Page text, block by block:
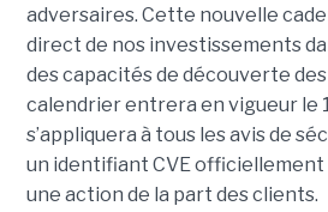
adversaires. Cette nouvelle
direct de nos investissements
des capacités de découverte
calendrier entrera en vigueur le
s’appliquera à tous les avis de
un identifiant CVE
une action de la part des clients.